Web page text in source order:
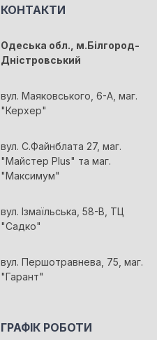
КОНТАКТИ
Одеська обл., м.Білгород-
Дністровський
вул. Маяковського, 6-А, маг.
"Керхер"
вул. С.Файнблата 27, маг.
"Майстер Plus" та маг.
"Максимум"
вул. Ізмаїльська, 58-В, ТЦ
"Садко"
вул. Першотравнева, 75, маг.
"Гарант"
ГРАФІК РОБОТИ